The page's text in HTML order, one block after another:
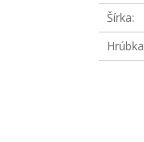
Šírka
Hrúbka